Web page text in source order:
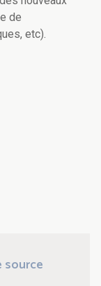
de
etc).
source